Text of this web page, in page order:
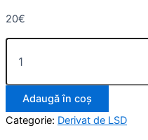
20€
Adaugă în coș
Categorie: Derivat de LSD